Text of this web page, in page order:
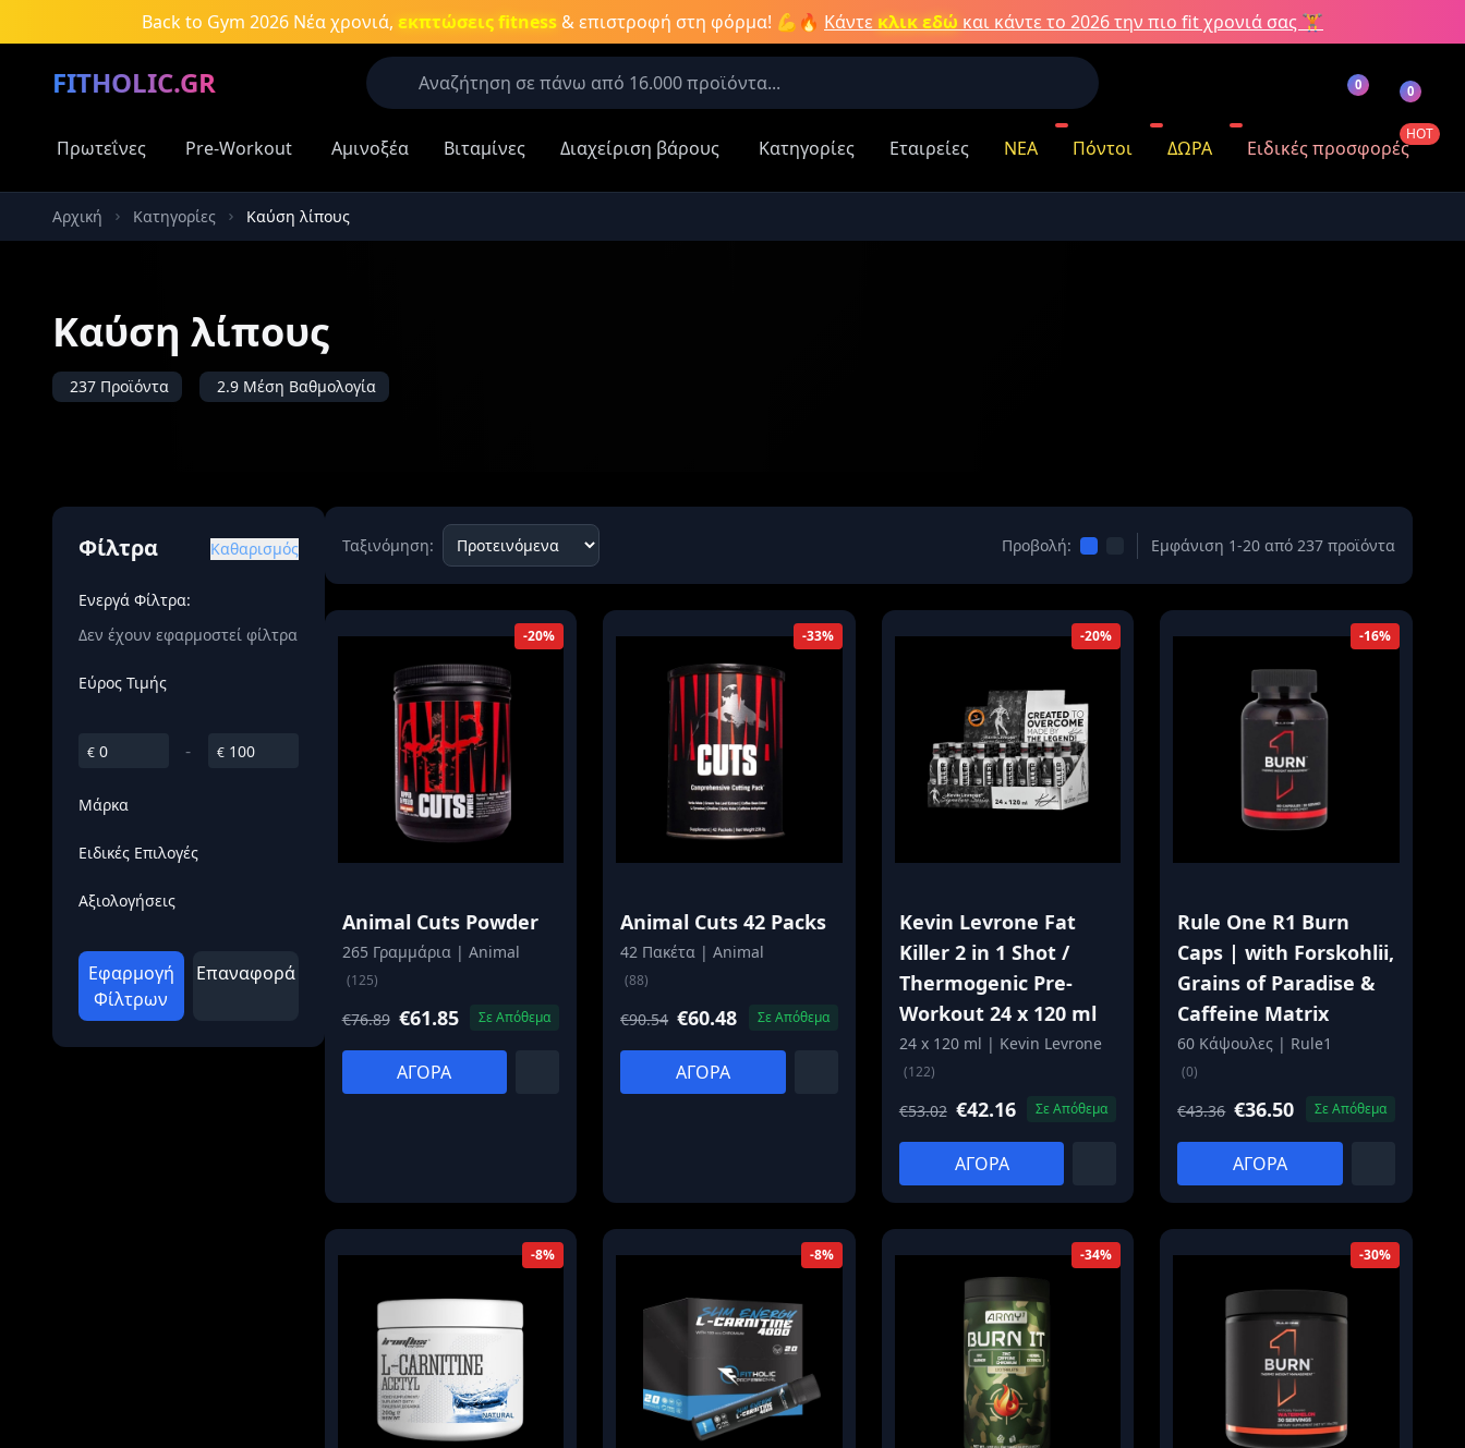
Μετάβαση στο κύριο περιεχόμενο
Back to Gym 2026 Νέα χρονιά, εκπτώσεις fitness & επιστροφή στη φόρμα! 💪🔥 Κάντε κλικ εδώ και κάντε το 2026 την πιο fit χρονιά σας 🏋️
FITHOLIC.GR
Οι περισσότερες έψαχναν για:
Όγκου
Διεγερτικά
Τεστοστερόνης
Προβολή όλων των αποτελεσμάτων
0 0
Πρωτεΐνες Pre-Workout Αμινοξέα Βιταμίνες Διαχείριση βάρους Κατηγορίες Εταιρείες ΝΕΑ Πόντοι ΔΩΡΑ Ειδικές προσφορές
HOT
Αρχική Κατηγορίες Καύση λίπους
Καύση λίπους
237 Προϊόντα 2.9 Μέση Βαθμολογία
Φίλτρα Καθαρισμός
Ενεργά Φίλτρα:
Δεν έχουν εφαρμοστεί φίλτρα
Εύρος Τιμής
€ - €
Μάρκα
Ειδικές Επιλογές
Αξιολογήσεις
Εφαρμογή
Φίλτρων
Επαναφορά
Ταξινόμηση: Προβολή: Εμφάνιση 1-20 από 237 προϊόντα
-20%
Animal Cuts Powder
265 Γραμμάρια | Animal
(125)
€76.89 €61.85 Σε Απόθεμα
ΑΓΟΡΑ
-33%
Animal Cuts 42 Packs
42 Πακέτα | Animal
(88)
€90.54 €60.48 Σε Απόθεμα
ΑΓΟΡΑ
-20%
Kevin Levrone Fat
Killer 2 in 1 Shot /
Thermogenic Pre-
Workout 24 x 120 ml
24 x 120 ml | Kevin Levrone
(122)
€53.02 €42.16 Σε Απόθεμα
ΑΓΟΡΑ
-16%
Rule One R1 Burn
Caps | with Forskohlii,
Grains of Paradise &
Caffeine Matrix
60 Κάψουλες | Rule1
(0)
€43.36 €36.50 Σε Απόθεμα
ΑΓΟΡΑ
-8% -8% -34% -30%